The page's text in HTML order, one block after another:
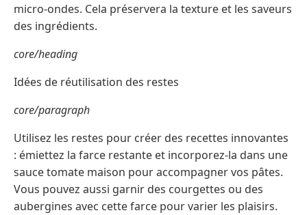
micro-ondes. Cela préservera la texture et les saveurs
des ingrédients.
core/heading
Idées de réutilisation des restes
core/paragraph
Utilisez les restes pour créer des recettes innovantes
: émiettez la farce restante et incorporez-la dans une
sauce tomate maison pour accompagner vos pâtes.
Vous pouvez aussi garnir des courgettes ou des
aubergines avec cette farce pour varier les plaisirs.